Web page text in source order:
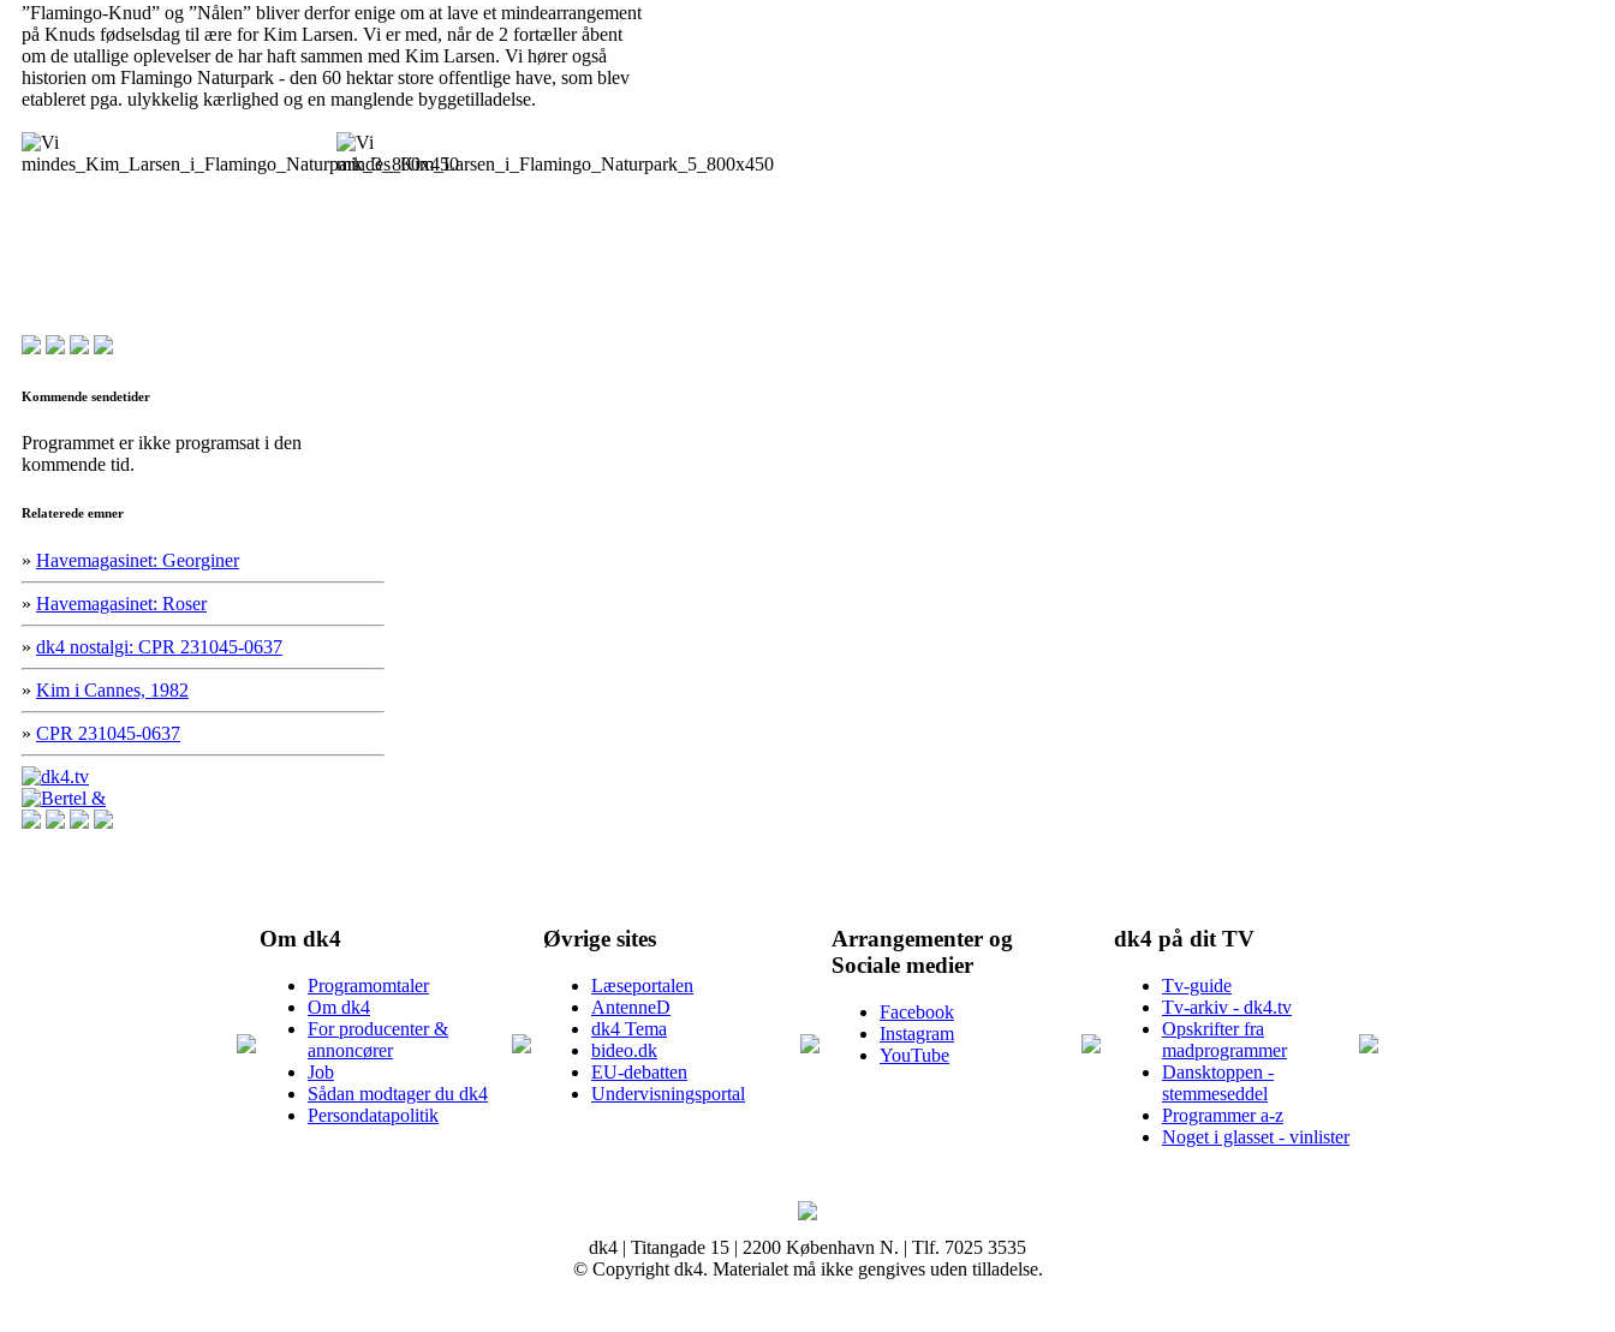
”Flamingo-Knud” og ”Nålen” bliver derfor enige om at lave et mindearrangement
på Knuds fødselsdag til ære for Kim Larsen. Vi er med, når de 2 fortæller åbent
om de utallige oplevelser de har haft sammen med Kim Larsen. Vi hører også
historien om Flamingo Naturpark - den 60 hektar store offentlige have, som blev
etableret pga. ulykkelig kærlighed og en manglende byggetilladelse.
Kommende sendetider
Programmet er ikke programsat i den
kommende tid.
Relaterede emner
» Havemagasinet: Georginer
» Havemagasinet: Roser
» dk4 nostalgi: CPR 231045-0637
» Kim i Cannes, 1982
» CPR 231045-0637
Om dk4
Programomtaler
Om dk4
For producenter &
annoncører
Job
Sådan modtager du dk4
Persondatapolitik
Øvrige sites
Læseportalen
AntenneD
dk4 Tema
bideo.dk
EU-debatten
Undervisningsportal
Arrangementer og
Sociale medier
Facebook
Instagram
YouTube
dk4 på dit TV
Tv-guide
Tv-arkiv - dk4.tv
Opskrifter fra
madprogrammer
Dansktoppen -
stemmeseddel
Programmer a-z
Noget i glasset - vinlister
dk4 | Titangade 15 | 2200 København N. | Tlf. 7025 3535
© Copyright dk4. Materialet må ikke gengives uden tilladelse.